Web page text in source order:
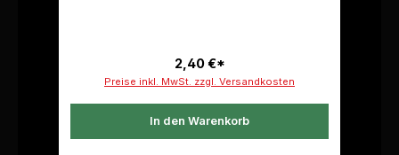
2,40 €*
Preise inkl. MwSt. zzgl. Versandkosten
In den Warenkorb